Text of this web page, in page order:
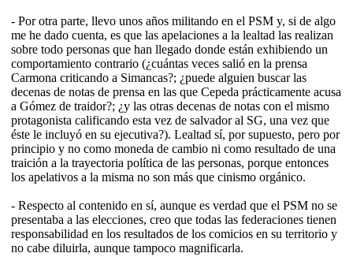
- Por otra parte, llevo unos años militando en el PSM y, si de algo
me he dado cuenta, es que las apelaciones a la lealtad las realizan
sobre todo personas que han llegado donde están exhibiendo un
comportamiento contrario (¿cuántas veces salió en la prensa
Carmona criticando a Simancas?; ¿puede alguien buscar las
decenas de notas de prensa en las que Cepeda prácticamente acusa
a Gómez de traidor?; ¿y las otras decenas de notas con el mismo
protagonista calificando esta vez de salvador al SG, una vez que
éste le incluyó en su ejecutiva?). Lealtad sí, por supuesto, pero por
principio y no como moneda de cambio ni como resultado de una
traición a la trayectoria política de las personas, porque entonces
los apelativos a la misma no son más que cinismo orgánico.
- Respecto al contenido en sí, aunque es verdad que el PSM no se
presentaba a las elecciones, creo que todas las federaciones tienen
responsabilidad en los resultados de los comicios en su territorio y
no cabe diluirla, aunque tampoco magnificarla.